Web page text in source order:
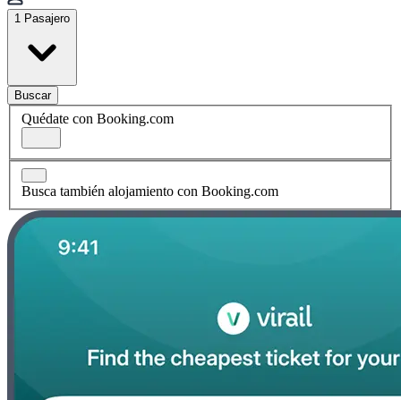
1 Pasajero
Buscar
Quédate con Booking.com
Busca también alojamiento con Booking.com